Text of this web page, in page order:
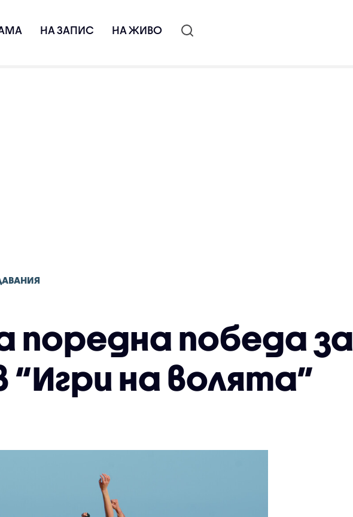
НА ЗАПИС НА ЖИВО
поредна победа за
“Игри на волята”